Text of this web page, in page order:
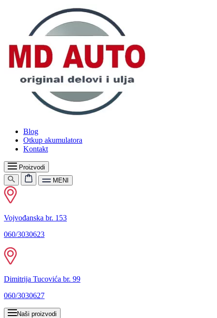
Blog
Otkup akumulatora
Kontakt
Proizvodi
MENI
Vojvođanska br. 153
060/3030623
Dimitrija Tucovića br. 99
060/3030627
Naši proizvodi